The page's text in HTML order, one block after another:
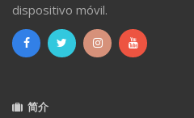
dispositivo móvil.
简介